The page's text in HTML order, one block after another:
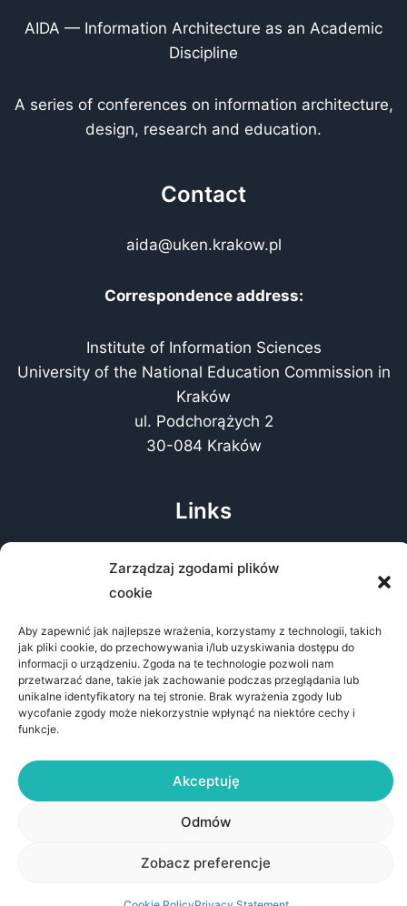
Zarządzaj zgodami plików
cookie
Aby zapewnić jak najlepsze wrażenia, korzystamy z technologii, takich
jak pliki cookie, do przechowywania i/lub uzyskiwania dostępu do
informacji o urządzeniu. Zgoda na te technologie pozwoli nam
przetwarzać dane, takie jak zachowanie podczas przeglądania lub
unikalne identyfikatory na tej stronie. Brak wyrażenia zgody lub
wycofanie zgody może niekorzystnie wpłynąć na niektóre cechy i
funkcje.
Akceptuję
Odmów
Zobacz preferencje
AIDA — Information Architecture as an Academic
Discipline
A series of conferences on information architecture,
design, research and education.
Contact
aida@uken.krakow.pl
Correspondence address:
Institute of Information Sciences
University of the National Education Commission in
Kraków
ul. Podchorążych 2
30-084 Kraków
Links
About the conference
Public Information Bulletin
GDPR clause
Privacy policy
© 2026 AIDA - Architektura Informacji jako Dyscyplina
Uniwersytet Komisji Edukacji Narodowej w Krakowie